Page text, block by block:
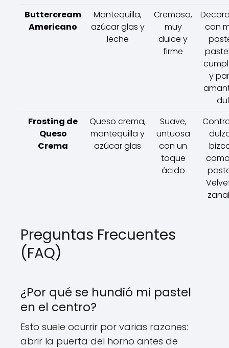
Buttercream
Americano
Mantequilla,
azúcar glas y
leche
Cremosa,
muy
dulce y
firme
con
y
Frosting de
Queso
Crema
Queso crema,
mantequilla y
azúcar glas
Suave,
untuosa
con un
toque
ácido
Preguntas Frecuentes
(FAQ)
¿Por qué se hundió mi pastel
en el centro?
Esto suele ocurrir por varias razones:
abrir la puerta del horno antes de